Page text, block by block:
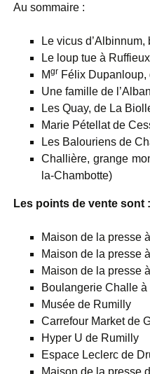
Au sommaire :
Le vicus
Le loup tue à Ruffieux
Mgr Félix
Une famille de
Les Quay, de La
Marie Pétellat de
Les Balouriens de
Challière, grange
la-Chambotte)
Les points de vente sont :
Maison de la presse
Maison de la presse
Maison de la presse
Boulangerie Challe à
Musée de Rumilly
Carrefour Market de
Hyper U de Rumilly
Espace Leclerc de
Maison de la presse